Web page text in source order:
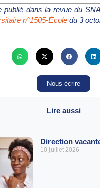
publié dans la revue du
n°1505-École du 3
Nous écrire
Lire aussi
Direction
10 juillet 2026